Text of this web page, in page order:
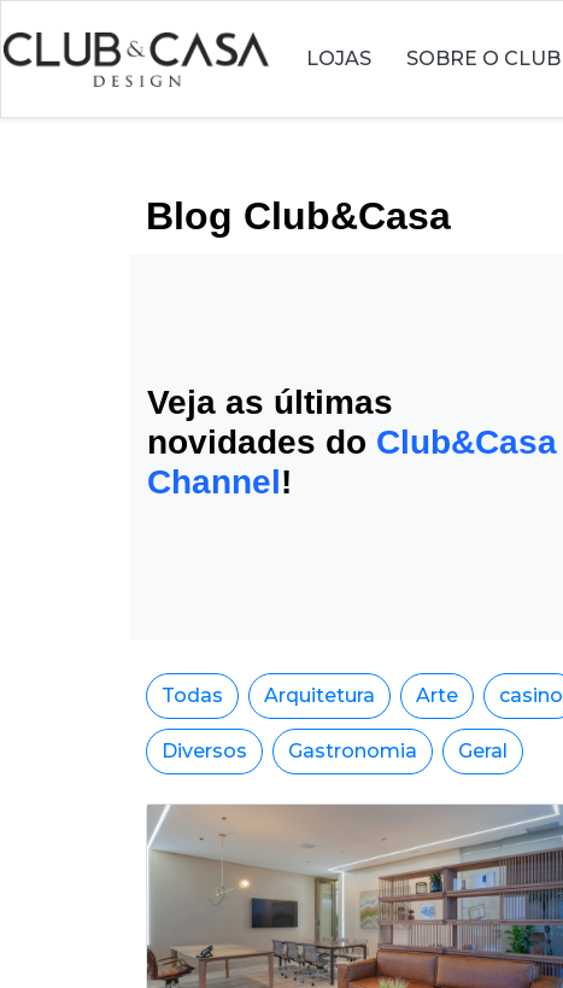
LOJAS SOBRE O CLUB
Blog Club&Casa
Veja as últimas
novidades do Club&Casa
Channel!
Todas Arquitetura Arte casino
Diversos Gastronomia Geral